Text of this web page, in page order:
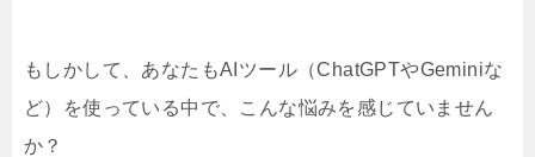
もしかして、あなたもAIツール（ChatGPTやGeminiな
ど）を使っている中で、こんな悩みを感じていません
か？